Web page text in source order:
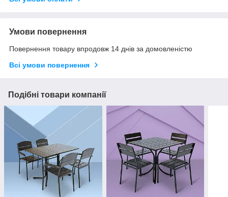
Умови повернення
Повернення товару впродовж 14 днів за домовленістю
Всі умови повернення
Подібні товари компанії